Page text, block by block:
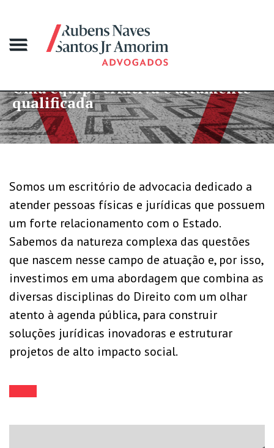
equipe criativa e altamente
Somos um escritório de advocacia dedicado a
atender pessoas físicas e jurídicas que possuem
um forte relacionamento com o Estado.
Sabemos da natureza complexa das questões
que nascem nesse campo de atuação e, por isso,
investimos em uma abordagem que combina as
diversas disciplinas do Direito com um olhar
atento à agenda pública, para construir
soluções jurídicas inovadoras e estruturar
projetos de alto impacto social.